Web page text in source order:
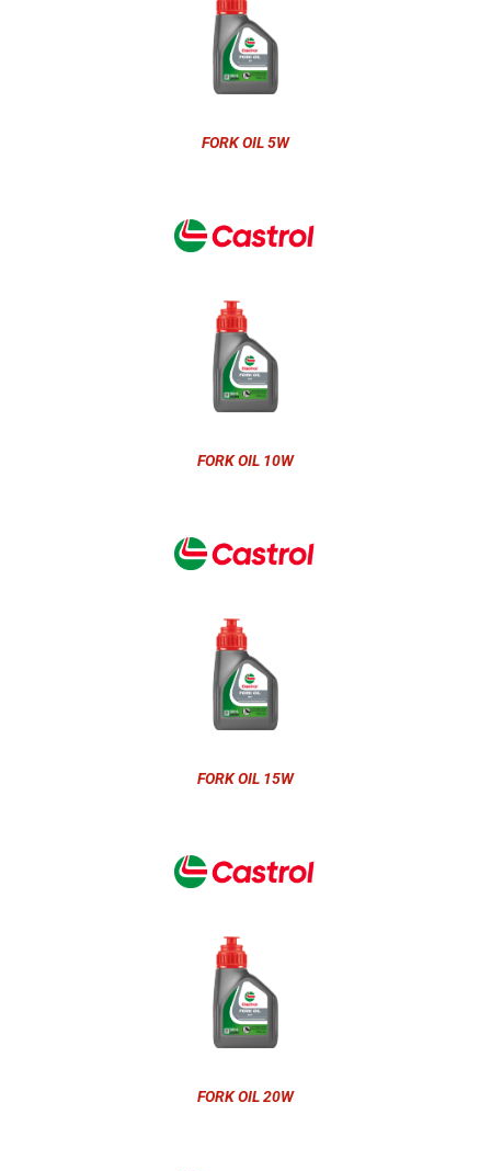
FORK OIL 5W
FORK OIL 10W
FORK OIL 15W
FORK OIL 20W